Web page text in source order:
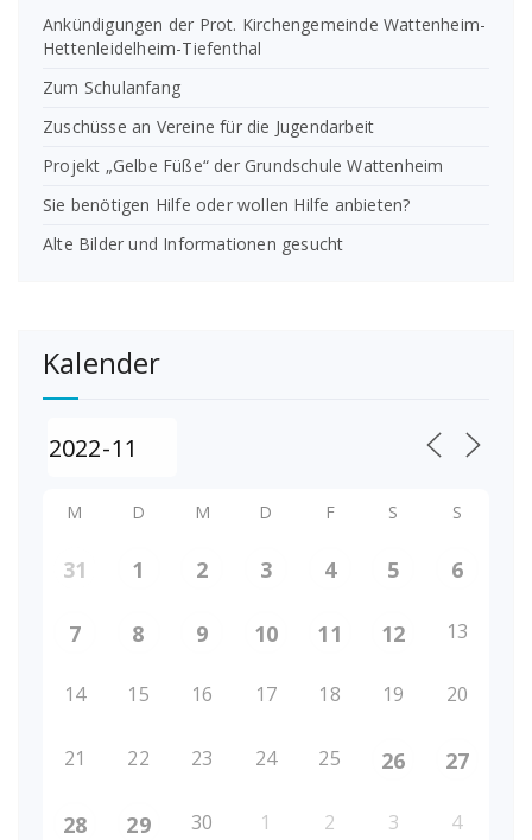
Ankündigungen der Prot. Kirchengemeinde Wattenheim-
Hettenleidelheim-Tiefenthal
Zum Schulanfang
Zuschüsse an Vereine für die Jugendarbeit
Projekt „Gelbe Füße“ der Grundschule Wattenheim
Sie benötigen Hilfe oder wollen Hilfe anbieten?
Alte Bilder und Informationen gesucht
Kalender
M D M D F S S
31 1 2 3 4 5 6
7 8 9 10 11 12 13
14 15 16 17 18 19 20
21 22 23 24 25 26 27
28 29 30 1 2 3 4